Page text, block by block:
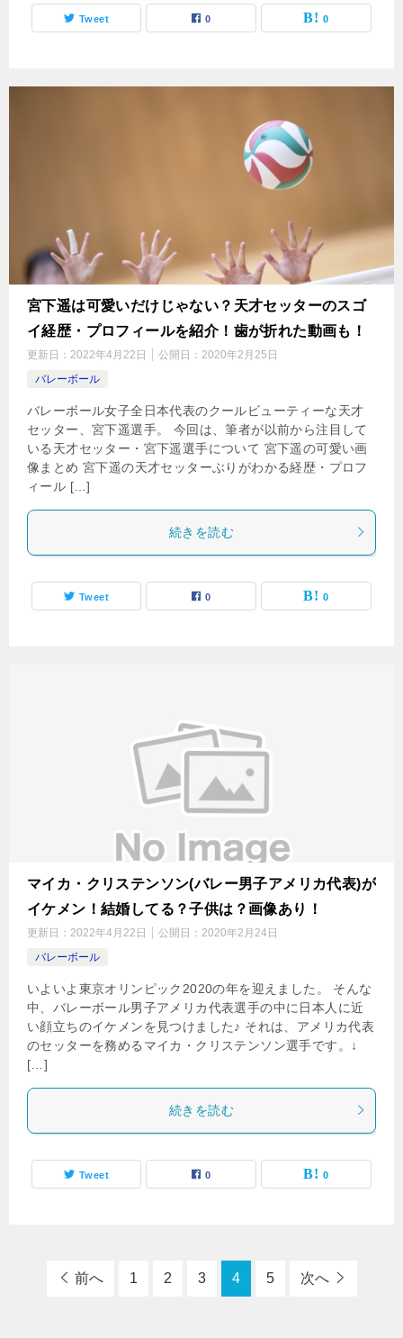
Tweet 0 0
宮下遥は可愛いだけじゃない？天才セッターのスゴ
イ経歴・プロフィールを紹介！歯が折れた動画も！
更新日： 2022年4月22日 公開日： 2020年2月25日
バレーボール
バレーボール女子全日本代表のクールビューティーな天才
セッター、宮下遥選手。 今回は、筆者が以前から注目して
いる天才セッター・宮下遥選手について 宮下遥の可愛い画
像まとめ 宮下遥の天才セッターぶりがわかる経歴・プロフ
ィール […]
続きを読む
Tweet 0 0
マイカ・クリステンソン(バレー男子アメリカ代表)が
イケメン！結婚してる？子供は？画像あり！
更新日： 2022年4月22日 公開日： 2020年2月24日
バレーボール
いよいよ東京オリンピック2020の年を迎えました。 そんな
中、バレーボール男子アメリカ代表選手の中に日本人に近
い顔立ちのイケメンを見つけました♪ それは、アメリカ代表
のセッターを務めるマイカ・クリステンソン選手です。↓
[…]
続きを読む
Tweet 0 0
前へ 1 2 3 4 5 次へ